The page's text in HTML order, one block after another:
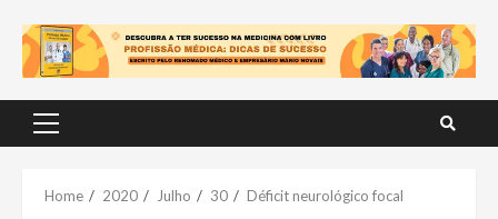
Primary
Home 2020 Julho 30 Déficit neurológico focal